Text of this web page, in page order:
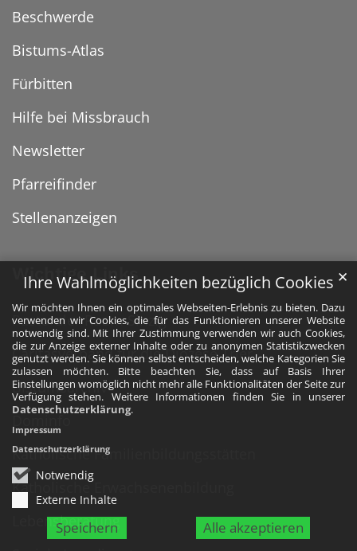
Ihre Wahlmöglichkeiten bezüglich Cookies
Wir möchten Ihnen ein optimales Webseiten-Erlebnis zu bieten. Dazu
verwenden wir Cookies, die für das Funktionieren unserer Website
notwendig sind. Mit Ihrer Zustimmung verwenden wir auch Cookies,
die zur Anzeige externer Inhalte oder zu anonymen Statistikzwecken
genutzt werden. Sie können selbst entscheiden, welche Kategorien Sie
zulassen möchten. Bitte beachten Sie, dass auf Basis Ihrer
Einstellungen womöglich nicht mehr alle Funktionalitäten der Seite zur
Verfügung stehen. Weitere Informationen finden Sie in unserer
Datenschutzerklärung.
Notwendig
Externe Inhalte
Speichern Alle akzeptieren
✕
Impressum
Datenschutzerklärung
Beschwerde
Bistums-Atlas
Fürbitten
Hilfe bei Missbrauch
Newsletter
Pfarreifinder
Stellenanzeigen
Wichtige Links
Pastoraler Raum Sinzig
Caritasverband für die Diözese Trier
Bistumsarchiv
Katholische Familienbildungsstätten
Katholische Erwachsenenbildung
Lebensberatung